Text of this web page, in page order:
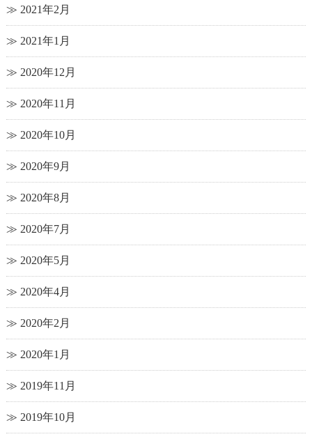
2021年2月
2021年1月
2020年12月
2020年11月
2020年10月
2020年9月
2020年8月
2020年7月
2020年5月
2020年4月
2020年2月
2020年1月
2019年11月
2019年10月